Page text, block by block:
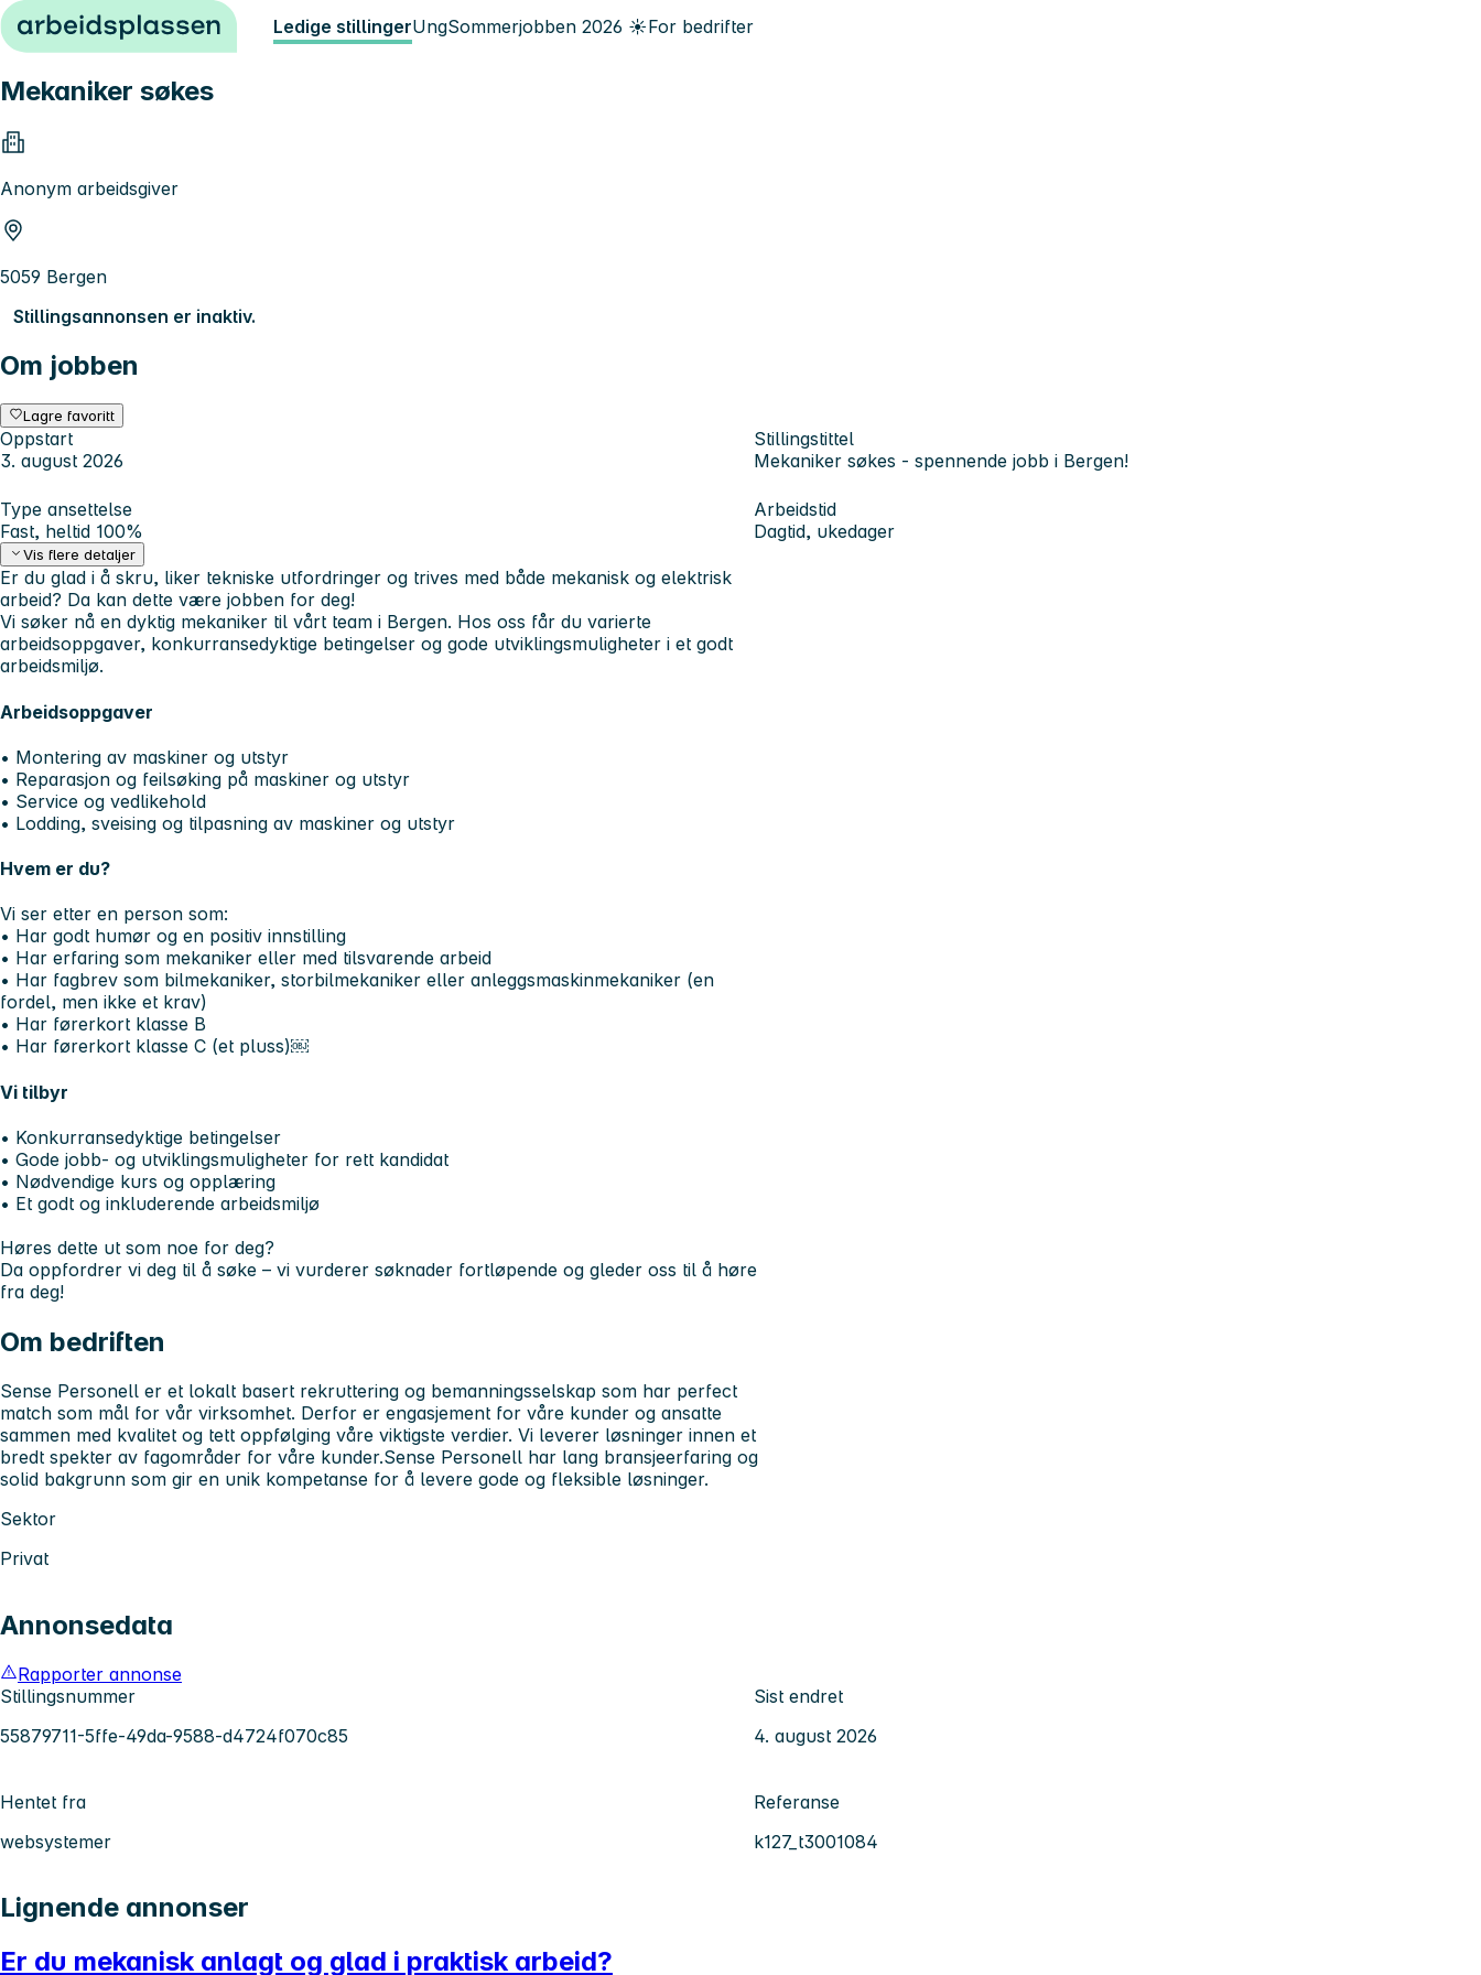
Hopp til innhold Ledige stillingerUngSommerjobben 2026 ☀️For bedrifter
Mekaniker søkes
Anonym arbeidsgiver
5059 Bergen
Stillingsannonsen er inaktiv.
Om jobben
Lagre favoritt
Oppstart
3. august 2026
Stillingstittel
Mekaniker søkes - spennende jobb i Bergen!
Type ansettelse
Fast, heltid 100%
Arbeidstid
Dagtid, ukedager
Vis flere detaljer
Er du glad i å skru, liker tekniske utfordringer og trives med både mekanisk og elektrisk
arbeid? Da kan dette være jobben for deg!
Vi søker nå en dyktig mekaniker til vårt team i Bergen. Hos oss får du varierte
arbeidsoppgaver, konkurransedyktige betingelser og gode utviklingsmuligheter i et godt
arbeidsmiljø.
Arbeidsoppgaver
• Montering av maskiner og utstyr
• Reparasjon og feilsøking på maskiner og utstyr
• Service og vedlikehold
• Lodding, sveising og tilpasning av maskiner og utstyr
Hvem er du?
Vi ser etter en person som:
• Har godt humør og en positiv innstilling
• Har erfaring som mekaniker eller med tilsvarende arbeid
• Har fagbrev som bilmekaniker, storbilmekaniker eller anleggsmaskinmekaniker (en
fordel, men ikke et krav)
• Har førerkort klasse B
• Har førerkort klasse C (et pluss)￼
Vi tilbyr
• Konkurransedyktige betingelser
• Gode jobb- og utviklingsmuligheter for rett kandidat
• Nødvendige kurs og opplæring
• Et godt og inkluderende arbeidsmiljø
Høres dette ut som noe for deg?
Da oppfordrer vi deg til å søke – vi vurderer søknader fortløpende og gleder oss til å høre
fra deg!
Om bedriften
Sense Personell er et lokalt basert rekruttering og bemanningsselskap som har perfect
match som mål for vår virksomhet. Derfor er engasjement for våre kunder og ansatte
sammen med kvalitet og tett oppfølging våre viktigste verdier. Vi leverer løsninger innen et
bredt spekter av fagområder for våre kunder.Sense Personell har lang bransjeerfaring og
solid bakgrunn som gir en unik kompetanse for å levere gode og fleksible løsninger.
Sektor
Privat
Annonsedata
Rapporter annonse
Stillingsnummer
55879711-5ffe-49da-9588-d4724f070c85
Sist endret
4. august 2026
Hentet fra
websystemer
Referanse
k127_t3001084
Lignende annonser
Er du mekanisk anlagt og glad i praktisk arbeid?